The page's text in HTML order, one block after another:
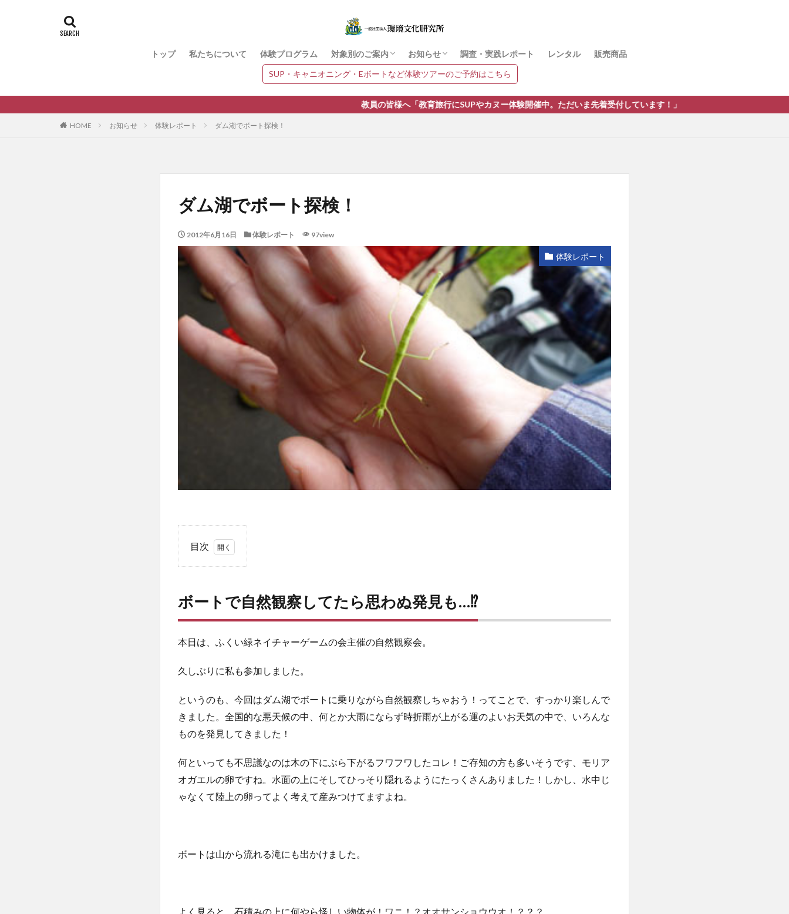
トップ 私たちについて 体験プログラム 対象別のご案内
ご相談フォーム
お知らせ
イベント情報
体験レポート
まちづくり
ニュース
調査・実践レポート レンタル
販売商品
SUP・キャニオニング・Eボートなど体験ツアーのご予約はこちら
教員の皆様へ「教育旅行にSUPやカヌー体験開催中。ただいま先着受付しています！」
HOME お知らせ 体験レポート ダム湖でボート探検！
ダム湖でボート探検！
2012年6月16日 体験レポート 97view
体験レポート
目次
自然
たら
思わ
見
ボートで自然観察してたら思わぬ発見も…⁉
本日は、ふくい緑ネイチャーゲームの会主催の自然観察会。
久しぶりに私も参加しました。
というのも、今回はダム湖でボートに乗りながら自然観察しちゃおう！ってことで、すっかり楽しんで
きました。全国的な悪天候の中、何とか大雨にならず時折雨が上がる運のよいお天気の中で、いろんな
ものを発見してきました！
何といっても不思議なのは木の下にぶら下がるフワフワしたコレ！ご存知の方も多いそうです、モリア
オガエルの卵ですね。水面の上にそしてひっそり隠れるようにたっくさんありました！しかし、水中じ
ゃなくて陸上の卵ってよく考えて産みつけてますよね。
ボートは山から流れる滝にも出かけました。
よく見ると、石積みの上に何やら怪しい物体が！ワニ！？オオサンショウウオ！？？？